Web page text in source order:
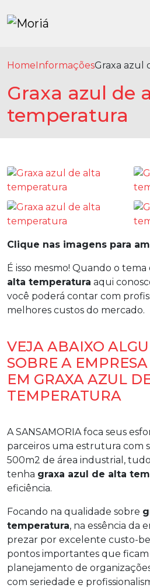
HomeInformaçõesGraxa azul
Graxa azul de
temperatura
Clique nas imagens para
É isso mesmo! Quando o tema
alta temperatura aqui
você poderá contar com
melhores custos do mercado.
VEJA ABAIXO
SOBRE A
EM GRAXA AZUL
TEMPERATURA
A SANSAMORIA foca seus
parceiros uma estrutura com
500m2 de área industrial,
tenha graxa azul de alta
eficiência.
Focando na qualidade sobre
temperatura, na essência da
prezar por excelente custo-
pontos importantes que ficam
planejamento de
com seriedade e